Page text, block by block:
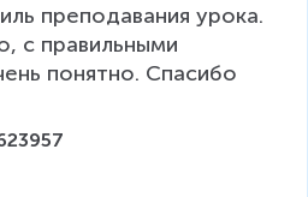
преподавания урока.
с правильными
понятно. Спасибо